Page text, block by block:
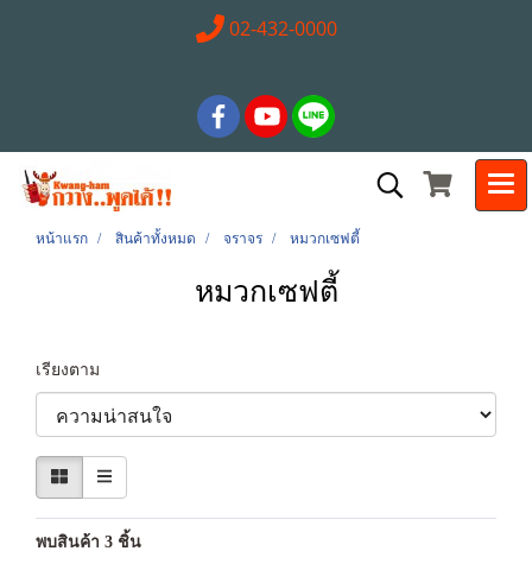
02-432-0000
หน้าแรก สินค้าทั้งหมด จราจร หมวกเซฟตี้
หมวกเซฟตี้
เรียงตาม
พบสินค้า 3 ชิ้น